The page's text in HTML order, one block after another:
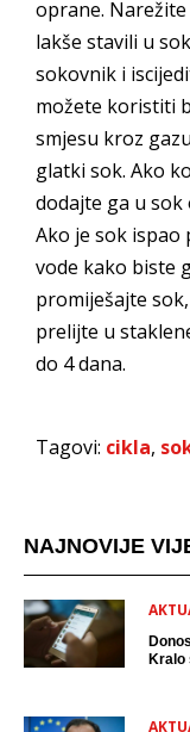
oprane.
lakše stavili u
sokovnik i
možete koristiti
smjesu kroz
glatki sok. Ako
dodajte ga u sok
Ako je sok ispao
vode kako biste
promiješajte
prelijte u
do 4 dana.
Tagovi: cikla,
NAJNOVIJE
Kralo